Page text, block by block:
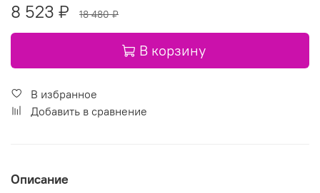
8 523 ₽ 18 480 ₽
В корзину
В избранное
Добавить в сравнение
Описание